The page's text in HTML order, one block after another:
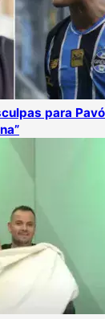
para